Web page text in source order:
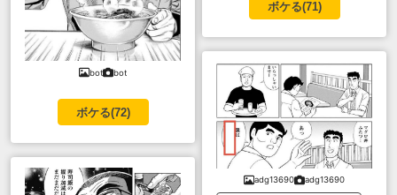
bot bot
ボケる(72)
ボケる(71)
adg13690 adg13690